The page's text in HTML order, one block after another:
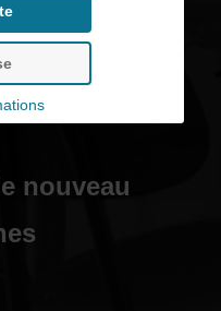
convention
nouveau